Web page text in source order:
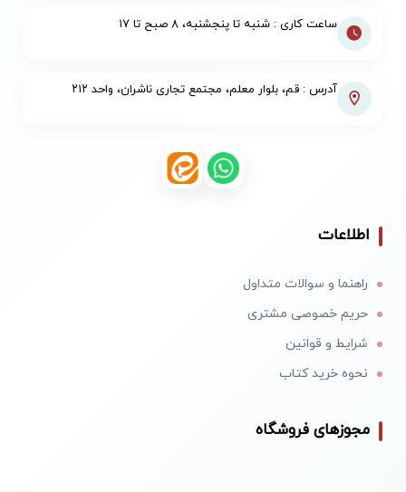
ساعت کاری : شنبه تا پنجشنبه، ۸ صبح تا ۱۷
آدرس : قم، بلوار معلم، مجتمع تجاری ناشران، واحد ۲۱۲
اطلاعات
راهنما و سوالات متداول
حریم خصوصی مشتری
شرایط و قوانین
نحوه خرید کتاب
مجوزهای فروشگاه